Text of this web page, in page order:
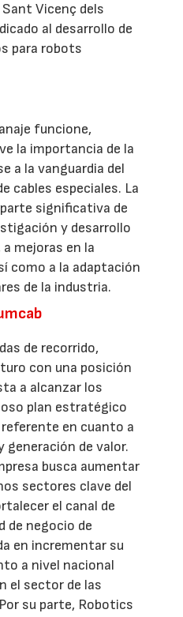
Vicenç dels
al desarrollo de
para robots
funcione,
la importancia de la
a la vanguardia del
cables especiales. La
significativa de
y desarrollo
mejoras en la
como a la adaptación
de la industria.
de recorrido,
con una posición
a alcanzar los
plan estratégico
en cuanto a
generación de valor.
busca aumentar
sectores clave del
el canal de
de negocio de
en incrementar su
a nivel nacional
el sector de las
su parte, Robotics